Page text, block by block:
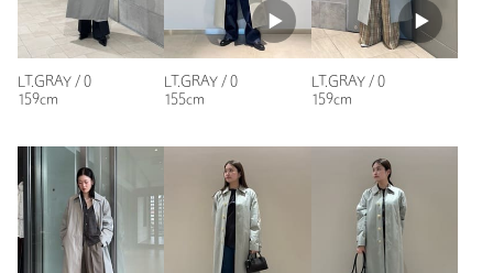
洗濯表示 ドライクリーニング 洗濯表示について
原産国 中国製
LT.GRAY / 0
159cm
LT.GRAY / 0
155cm
LT.GRAY / 0
159cm